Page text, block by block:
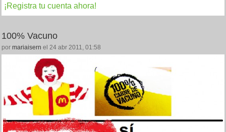
¡Registra tu cuenta ahora!
100% Vacuno
por mariaisern el 24 abr 2011, 01:58